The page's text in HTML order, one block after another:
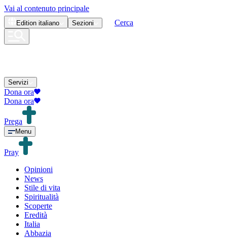
Vai al contenuto principale
Edition italiano Sezioni Cerca
Servizi
Dona ora
Dona ora
Prega
Menu
Pray
Opinioni
News
Stile di vita
Spiritualità
Scoperte
Eredità
Italia
Abbazia